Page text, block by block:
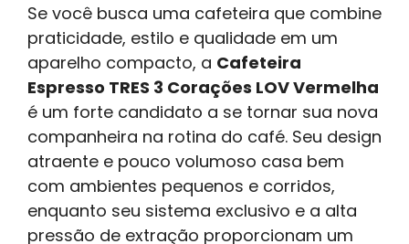
Se você busca uma cafeteira que combine
praticidade, estilo e qualidade em um
aparelho compacto, a Cafeteira
Espresso TRES 3 Corações LOV Vermelha
é um forte candidato a se tornar sua nova
companheira na rotina do café. Seu design
atraente e pouco volumoso casa bem
com ambientes pequenos e corridos,
enquanto seu sistema exclusivo e a alta
pressão de extração proporcionam um